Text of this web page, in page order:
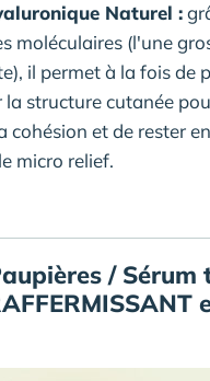
Naturel :
moléculaires (l'une
il permet à la fois de
la structure cutanée
cohésion et de rester
micro relief.
/ Sérum